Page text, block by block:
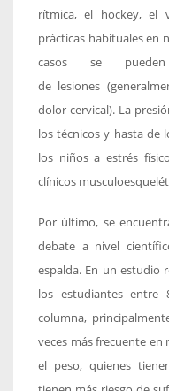
rítmica, el hockey, el
prácticas habituales en
casos se
de lesiones
dolor cervical). La
los técnicos y hasta de
los niños a estrés
clínicos
Por último, se
debate a nivel
espalda. En un estudio
los estudiantes
columna,
veces más frecuente en
el peso, quienes